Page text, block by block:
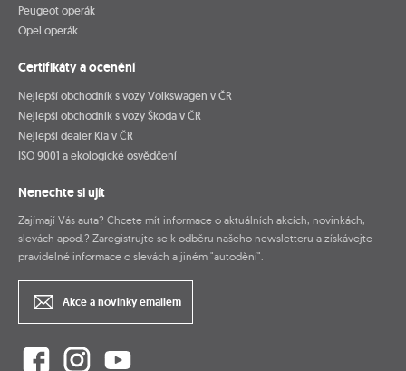
Peugeot operák
Opel operák
Certifikáty a ocenění
Nejlepší obchodník s vozy Volkswagen v ČR
Nejlepší obchodník s vozy Škoda v ČR
Nejlepší dealer Kia v ČR
ISO 9001 a ekologické osvědčení
Nenechte si ujít
Zajímají Vás auta? Chcete mít informace o aktuálních akcích, novinkách,
slevách apod.? Zaregistrujte se k odběru našeho newsletteru a získávejte
pravidelné informace o slevách a jiném "autodění".
Akce a novinky emailem